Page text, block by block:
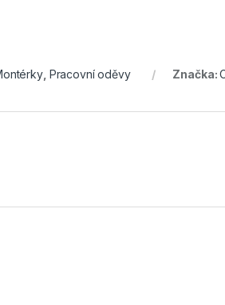
, Pracovní oděvy Značka: